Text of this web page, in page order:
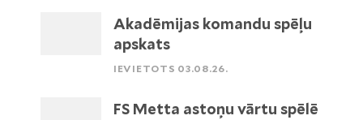
Akadēmijas komandu spēļu
apskats
IEVIETOTS 03.08.26.
FS Metta astoņu vārtu spēlē